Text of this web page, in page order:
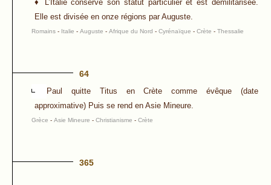
♦ L’Italie conserve son statut particulier et est démilitarisée.
Elle est divisée en onze régions par Auguste.
Romains - Italie - Auguste - Afrique du Nord - Cyrénaïque - Crète - Thessalie
64
Paul quitte Titus en Crète comme évêque (date
approximative) Puis se rend en Asie Mineure.
Grèce - Asie Mineure - Christianisme - Crète
365